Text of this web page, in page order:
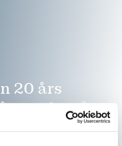
20 års
matche våre
med